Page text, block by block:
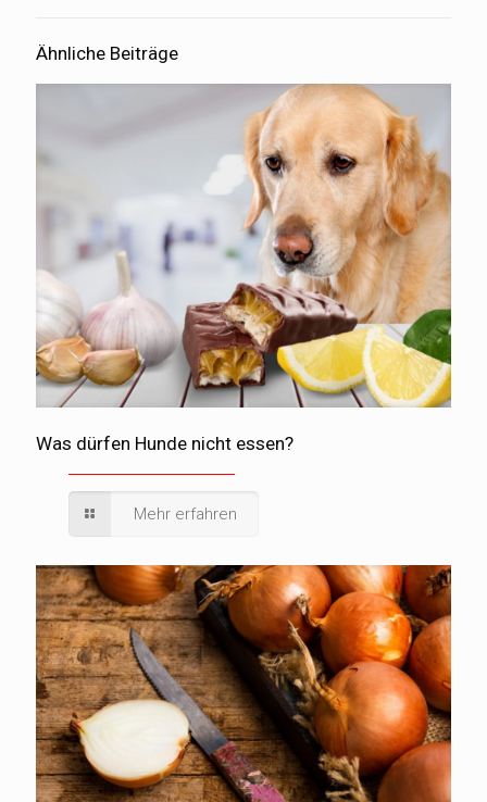
Ähnliche Beiträge
Was dürfen Hunde nicht essen?
Mehr erfahren